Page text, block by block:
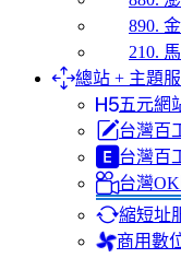
890.
210.
總站 + 主題
五元網
台灣百
台灣百
台灣
縮短址
商用數